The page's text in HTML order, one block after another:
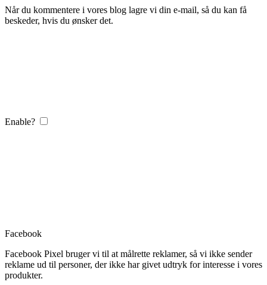
Når du kommentere i vores blog lagre vi din e-mail, så du kan få
beskeder, hvis du ønsker det.
Enable?
Facebook
Facebook Pixel bruger vi til at målrette reklamer, så vi ikke sender
reklame ud til personer, der ikke har givet udtryk for interesse i vores
produkter.